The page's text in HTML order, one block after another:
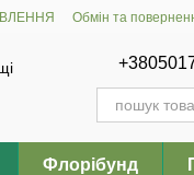
Обмін та
Флорібунд